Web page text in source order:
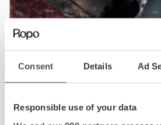
Consent Details Ad
Responsible use of your data